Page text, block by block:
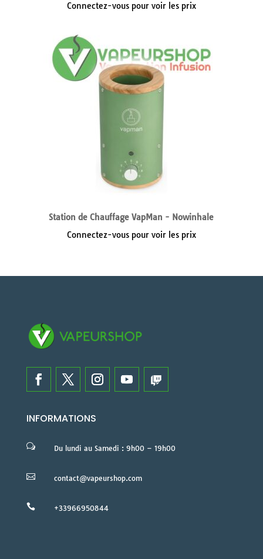
Connectez-vous pour voir les prix
Station de Chauffage VapMan - Nowinhale
Connectez-vous pour voir les prix
INFORMATIONS
w Du lundi au Samedi : 9h00 – 19h00
 contact@vapeurshop.com
 +33966950844